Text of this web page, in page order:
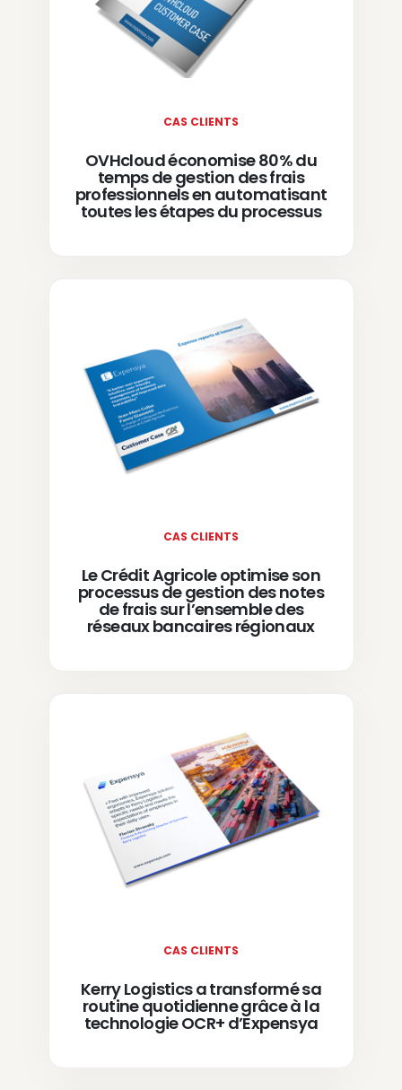
CAS CLIENTS
OVHcloud économise 80% du
temps de gestion des frais
professionnels en automatisant
toutes les étapes du processus
CAS CLIENTS
Le Crédit Agricole optimise son
processus de gestion des notes
de frais sur l’ensemble des
réseaux bancaires régionaux
CAS CLIENTS
Kerry Logistics a transformé sa
routine quotidienne grâce à la
technologie OCR+ d’Expensya